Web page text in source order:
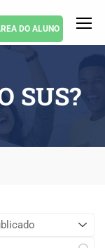
DO ALUNO
SUS?